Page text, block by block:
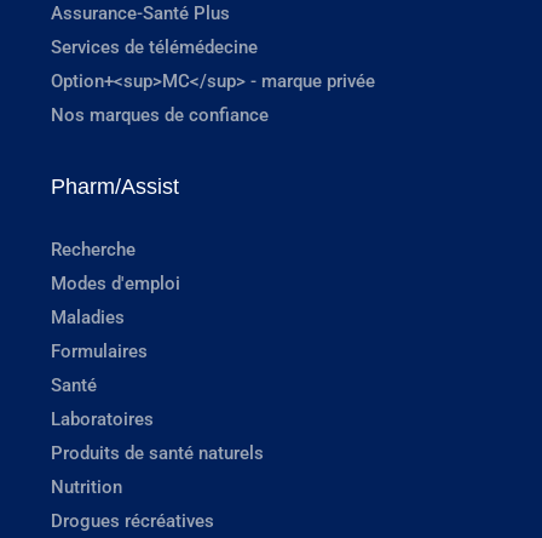
Assurance-Santé Plus
Services de télémédecine
Option+<sup>MC</sup> - marque privée
Nos marques de confiance
Pharm/Assist
Recherche
Modes d'emploi
Maladies
Formulaires
Santé
Laboratoires
Produits de santé naturels
Nutrition
Drogues récréatives